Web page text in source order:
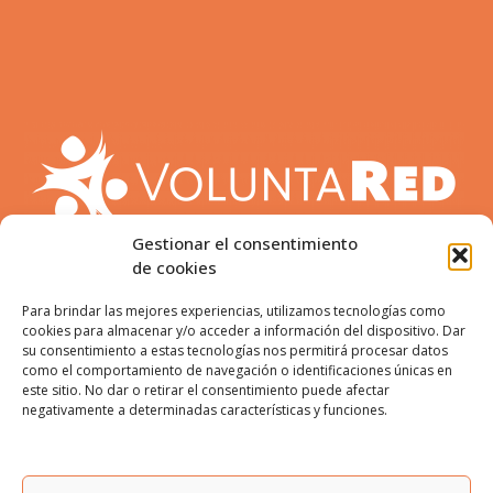
Gestionar el consentimiento
de cookies
Para brindar las mejores experiencias, utilizamos tecnologías como
cookies para almacenar y/o acceder a información del dispositivo. Dar
su consentimiento a estas tecnologías nos permitirá procesar datos
como el comportamiento de navegación o identificaciones únicas en
este sitio. No dar o retirar el consentimiento puede afectar
negativamente a determinadas características y funciones.
ENCUÉNTRANOS: